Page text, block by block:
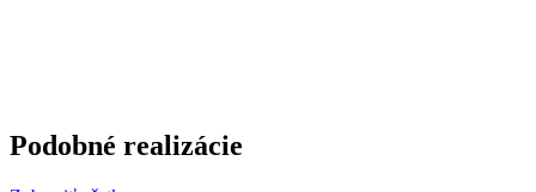
Podobné realizácie